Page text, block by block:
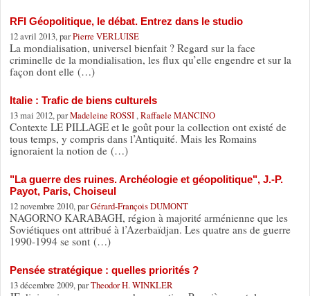
RFI Géopolitique, le débat. Entrez dans le studio
12 avril 2013, parPierre VERLUISE
La mondialisation, universel bienfait ? Regard sur la face
criminelle de la mondialisation, les flux qu’elle engendre et sur la
façon dont elle (…)
Italie : Trafic de biens culturels
13 mai 2012, parMadeleine ROSSI , Raffaele MANCINO
Contexte LE PILLAGE et le goût pour la collection ont existé de
tous temps, y compris dans l’Antiquité. Mais les Romains
ignoraient la notion de (…)
"La guerre des ruines. Archéologie et géopolitique", J.-P.
Payot, Paris, Choiseul
12 novembre 2010, parGérard-François DUMONT
NAGORNO KARABAGH, région à majorité arménienne que les
Soviétiques ont attribué à l’Azerbaïdjan. Les quatre ans de guerre
1990-1994 se sont (…)
Pensée stratégique : quelles priorités ?
13 décembre 2009, parTheodor H. WINKLER